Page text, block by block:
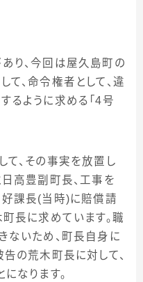
り、今回は屋久島町の
、命令権者として、違
るように求める「4号
て、その事実を放置し
高豊副町長、工事を
課長(当時)に賠償請
長に求めています。職
ないため、町長自身に
の荒木町長に対して、
なります。